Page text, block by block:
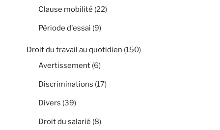
Clause mobilité (22)
Période d'essai (9)
Droit du travail au quotidien (150)
Avertissement (6)
Discriminations (17)
Divers (39)
Droit du salarié (8)